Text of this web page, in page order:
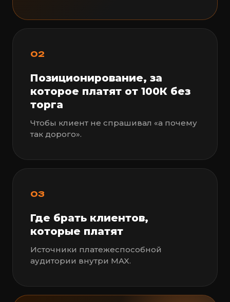
02
Позиционирование, за
которое платят от 100К без
торга
Чтобы клиент не спрашивал «а почему
так дорого».
03
Где брать клиентов,
которые платят
Источники платежеспособной
аудитории внутри MAX.